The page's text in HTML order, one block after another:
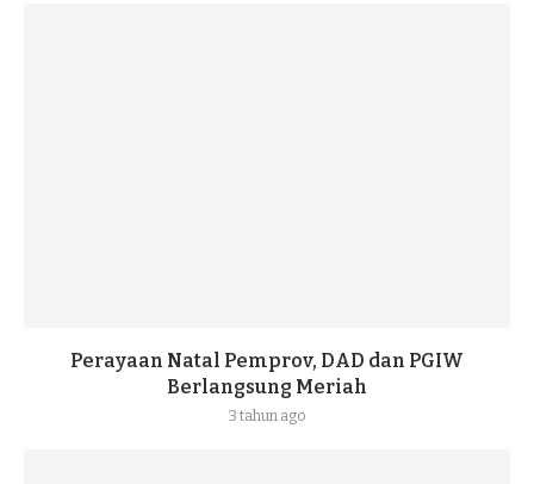
Perayaan Natal Pemprov, DAD dan PGIW
Berlangsung Meriah
3 tahun ago